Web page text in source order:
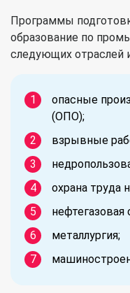
Программы
образование по
следующих отраслей
опасные
(ОПО);
взрывные
охрана труда
нефтегазовая
металлургия;